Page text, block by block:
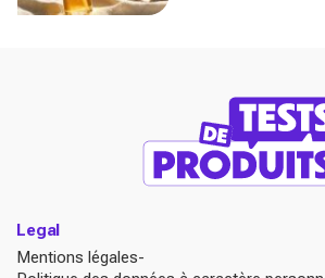
Legal
Mentions légales